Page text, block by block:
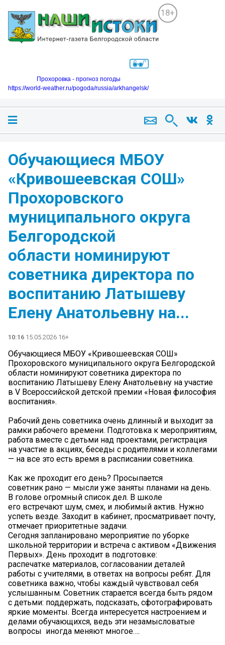
18+
Прохоровка - прогноз погоды
https://world-weather.ru/pogoda/russia/arkhangelsk/
Обучающиеся МБОУ
«Кривошеевская СОШ»
Прохоровского
муниципального округа
Белгородской
области номинируют
советника директора по
воспитанию Латышеву
Елену Анатольевну на...
10:16 15.05.2026 16+
Обучающиеся МБОУ «Кривошеевская СОШ»
Прохоровского муниципального округа Белгородской
области номинируют советника директора по
воспитанию Латышеву Елену Анатольевну на участие
в V Всероссийской детской премии «Новая философия
воспитания».
Рабочий день советника очень длинный и выходит за
рамки рабочего времени. Подготовка к мероприятиям,
работа вместе с детьми над проектами, регистрация
на участие в акциях, беседы с родителями и коллегами
— на все это есть время в расписании советника.
Как же проходит его день? Просыпается
советник рано — мысли уже заняты планами на день.
В голове огромный список дел. В школе
его встречают шум, смех, и любимый актив. Нужно
успеть везде. Заходит в кабинет, просматривает почту,
отмечает приоритетные задачи.
Сегодня запланировано мероприятие по уборке
школьной территории и встреча с активом «Движения
Первых». День проходит в подготовке:
распечатке материалов, согласовании деталей
работы с учителями, в ответах на вопросы ребят. Для
советника важно, чтобы каждый чувствовал себя
услышанным. Советник старается всегда быть рядом
с детьми: поддержать, подсказать, сфотографировать
яркие моменты. Всегда интересуется настроением и
делами обучающихся, ведь эти незамысловатые
вопросы иногда меняют многое….